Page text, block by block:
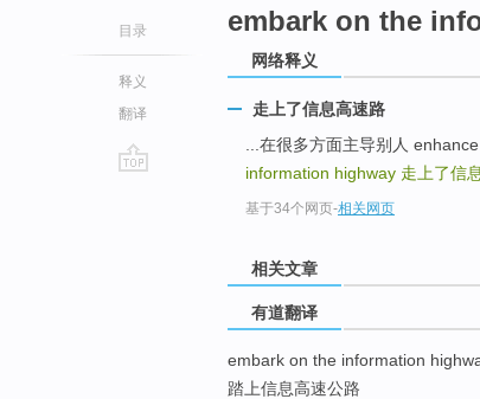
目录
释义
翻译
embark on the
网络释义
走上了信息高速路
...在很多方面主导别人
information highway 走上了信
基于34个网页-相关网页
相关文章
有道翻译
embark on the information
踏上信息高速公路